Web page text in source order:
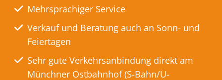
Mehrsprachiger Service
Verkauf und Beratung auch an Sonn- und
Feiertagen
Sehr gute Verkehrsanbindung direkt am
Münchner Ostbahnhof (S-Bahn/U-